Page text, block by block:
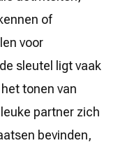
of
voor
sleutel ligt vaak
tonen van
partner zich
bevinden,